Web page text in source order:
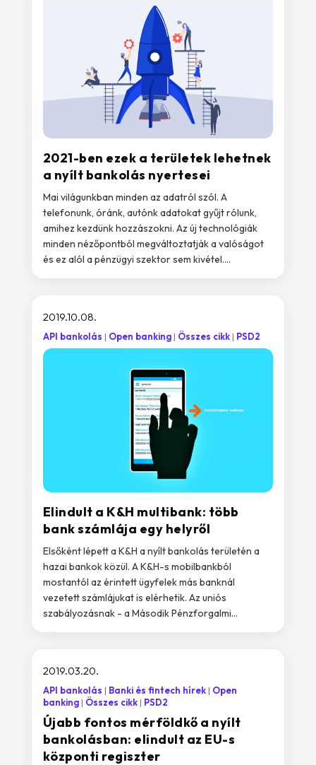
2021-ben ezek a területek lehetnek
a nyílt bankolás nyertesei
Mai világunkban minden az adatról szól. A
telefonunk, óránk, autónk adatokat gyűjt rólunk,
amihez kezdünk hozzászokni. Az új technológiák
minden nézőpontból megváltoztatják a valóságot
és ez alól a pénzügyi szektor sem kivétel....
Elindult a K&H multibank: több
bank számlája egy helyről
2019.10.08.
API bankolás Open banking Összes cikk PSD2
Elsőként lépett a K&H a nyílt bankolás területén a
hazai bankok közül. A K&H-s mobilbankból
mostantól az érintett ügyfelek más banknál
vezetett számlájukat is elérhetik. Az uniós
szabályozásnak - a Második Pénzforgalmi...
Újabb fontos mérföldkő a nyílt
bankolásban: elindult az EU-s
központi regiszter
2019.03.20.
API bankolás Banki és fintech hírek
Open
banking
Összes cikk PSD2